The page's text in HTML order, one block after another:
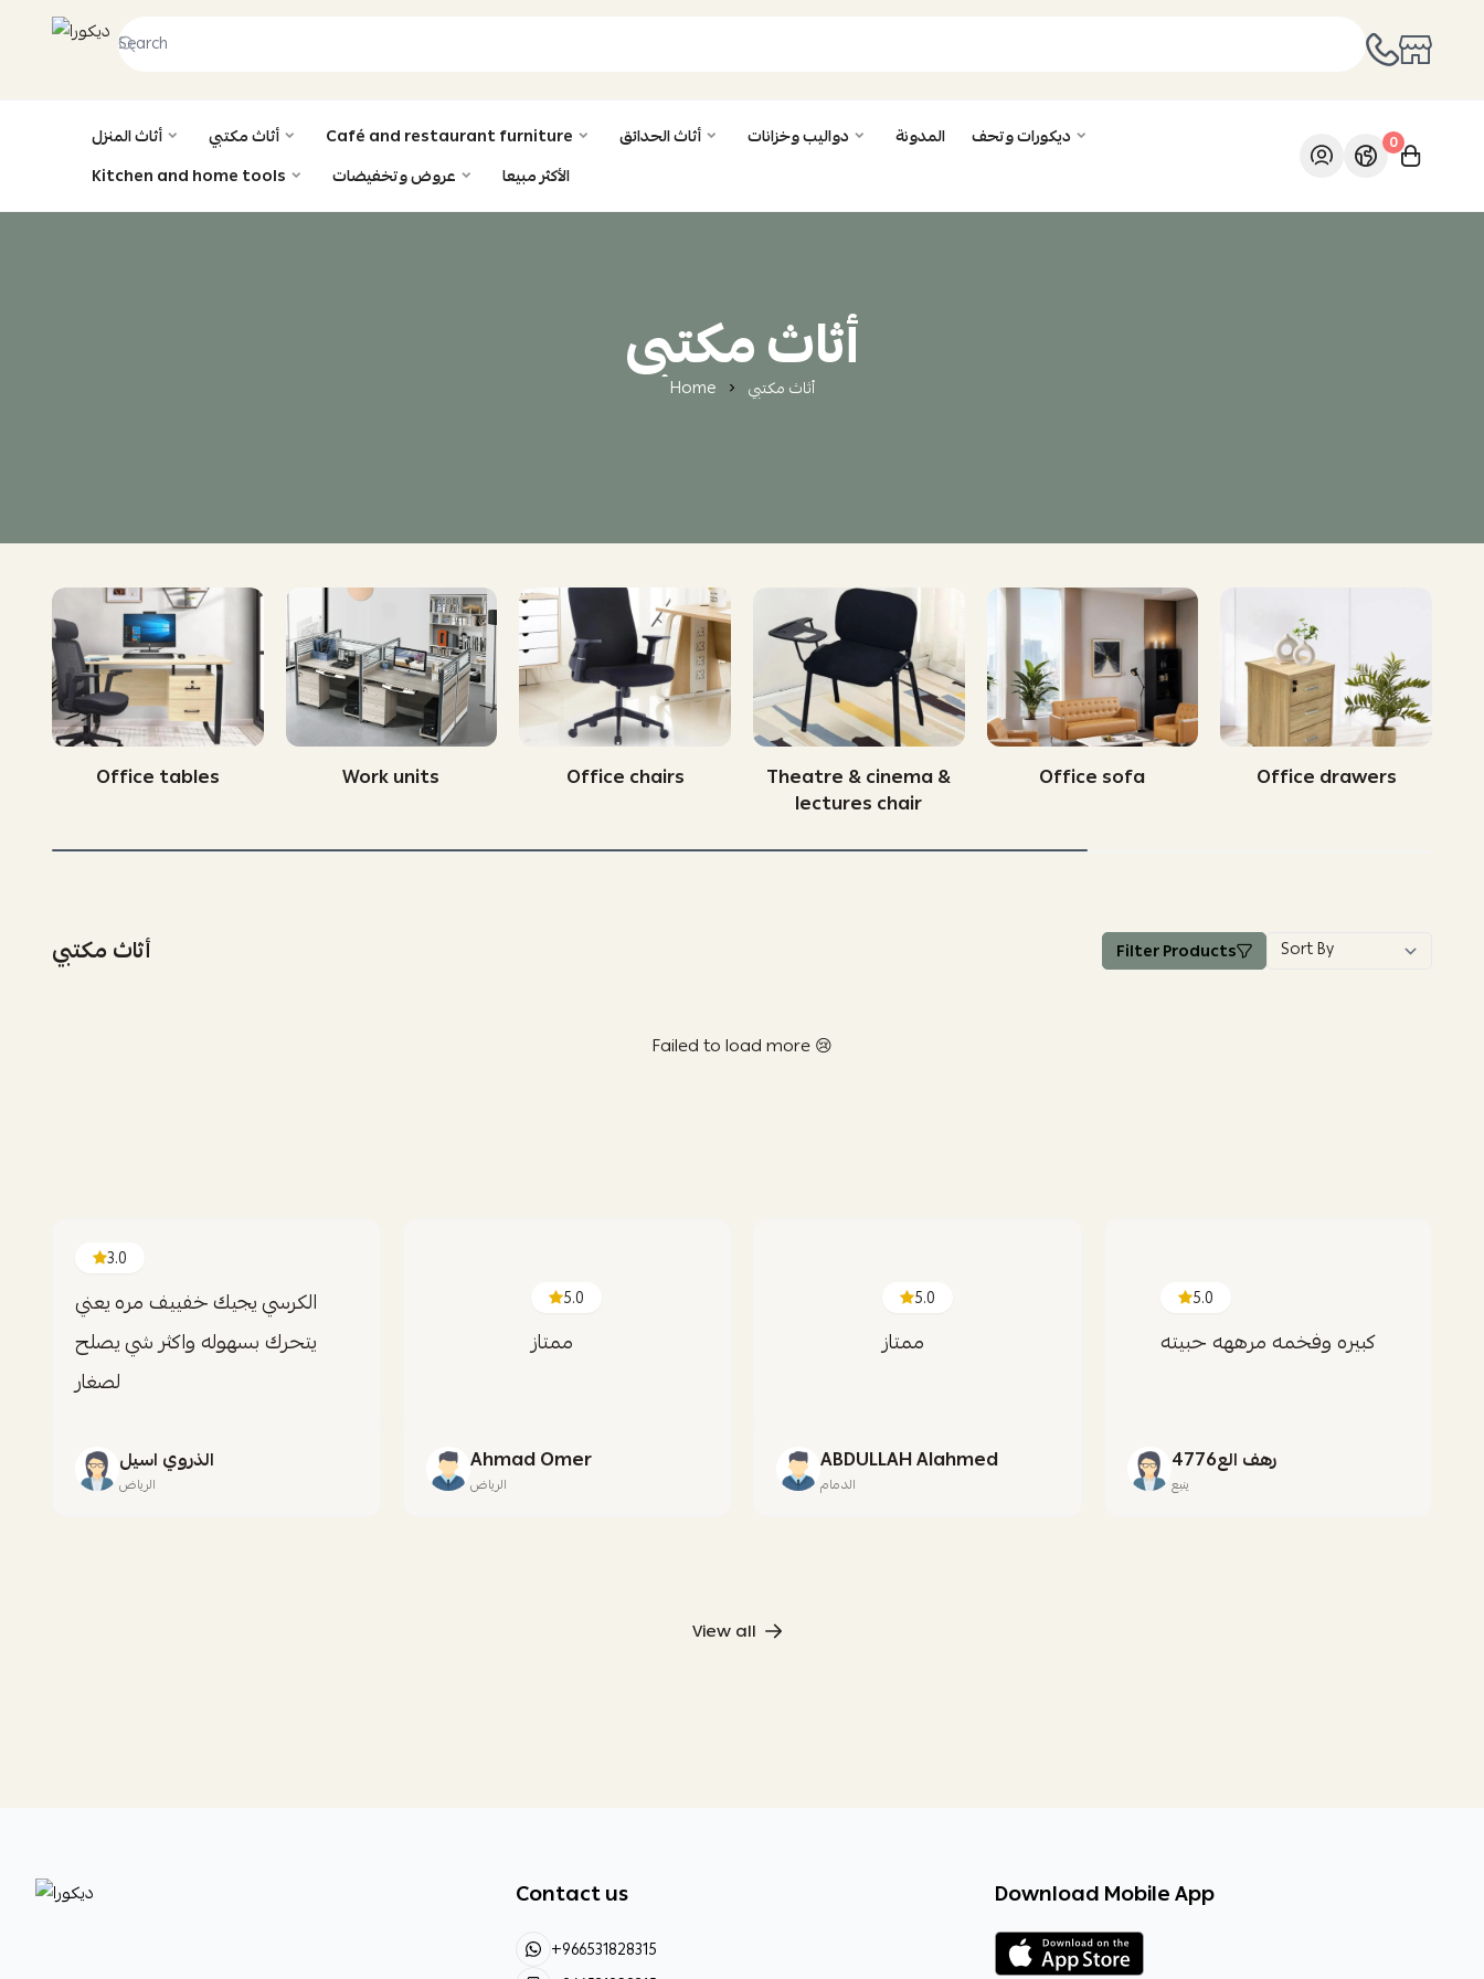
أثاث المنزل أثاث مكتبي Café and restaurant furniture أثاث الحدائق دواليب وخزانات المدونة
ديكورات وتحف
Kitchen and home tools
عروض وتخفيضات الأكثر مبيعا
0
أثاث مكتبي
Home أثاث مكتبي
Office tables Work units Office chairs
Theatre & cinema &
lectures chair
Office sofa Office drawers
أثاث مكتبي Filter Products
Failed to load more 😢
3.0
الكرسي يجيك خفييف مره يعني
يتحرك بسهوله واكثر شي يصلح
لصغار
الذروي اسيل
الرياض
5.0
ممتاز
Ahmad Omer
الرياض
5.0
ممتاز
ABDULLAH Alahmed
الدمام
5.0
كبيره وفخمه مرههه حبيته
رهف الع4776
ينبع
View all
Contact us
+966531828315
Download Mobile App